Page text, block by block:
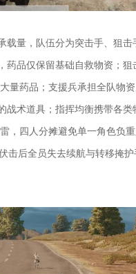
量，队伍分为突击手、狙
药品仅保留基础自救物资；
量药品；支援兵承担全队物
术道具；指挥均衡携带各
四人分摊避免单一角色负
击后全员失去续航与转移掩